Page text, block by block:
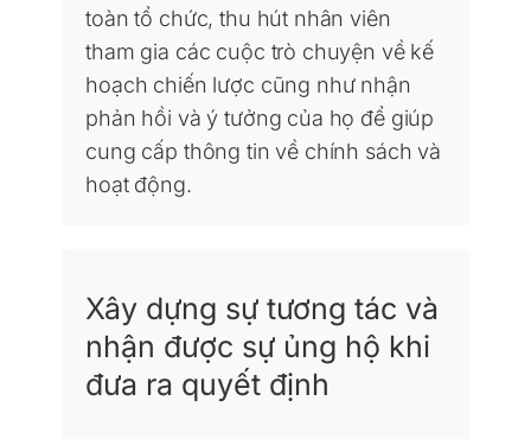
toàn tổ chức, thu hút nhân viên
tham gia các cuộc trò chuyện về kế
hoạch chiến lược cũng như nhận
phản hồi và ý tưởng của họ để giúp
cung cấp thông tin về chính sách và
hoạt động.
Xây dựng sự tương tác và
nhận được sự ủng hộ khi
đưa ra quyết định